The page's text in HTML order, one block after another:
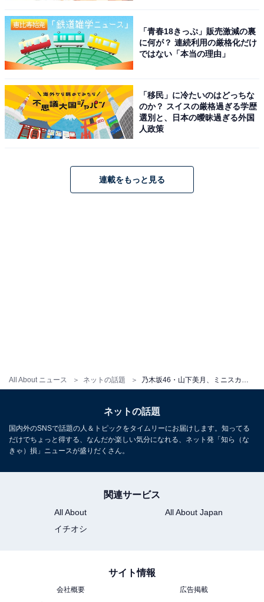
All About ニュース ネットの話題 乃木坂46・山下美月、ミニスカ黒猫コスプレ公開！ かわいすぎる姿にファンから「もっと見たい」の声
「青春18きっぷ」販売激減の裏
に何が？ 連続利用の厳格化だけ
ではない「本当の理由」
「移民」に冷たいのはどっちな
のか？ スイスの厳格過ぎる学歴
選別と、日本の曖昧過ぎる外国
人政策
連載をもっと見る
ネットの話題
国内外のSNSで話題の人＆トピックをタイムリーにお届けします。知ってる
だけでちょっと得する、なんだか楽しい気分になれる、ネット発「知ら（な
きゃ）損」ニュースが盛りだくさん。
関連サービス
All About
All About Japan
イチオシ
サイト情報
会社概要
広告掲載